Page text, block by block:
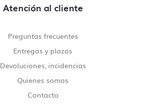
Atención al cliente
Preguntas frecuentes
Entregas y plazos
Devoluciones, incidencias
Quienes somos
Contacto